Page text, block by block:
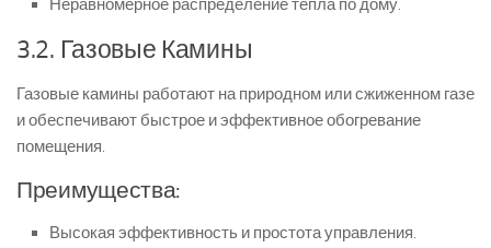
Неравномерное распределение тепла по дому.
3.2. Газовые Камины
Газовые камины работают на природном или сжиженном газе
и обеспечивают быстрое и эффективное обогревание
помещения.
Преимущества:
Высокая эффективность и простота управления.